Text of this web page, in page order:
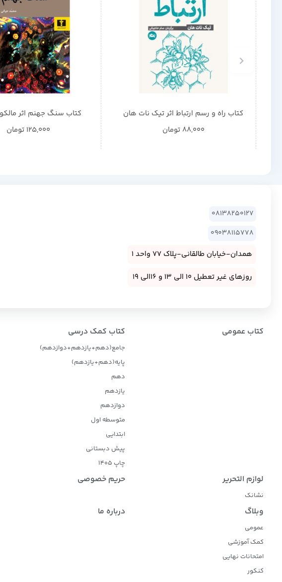
کتاب راه و رسم ارتباط اثر تیک نات هان
88,000 تومان
کتاب سنگ جهنم اثر
125,000 تومان
08138250127
09038115778
همدان-خیابان طالقانی-پلاک 77 واحد 1
روزهای غیر تعطیل 10 الی 13 و 16الی 19
کتاب عمومی کتاب کمک درسی
جامع(دهم+یازدهم+دوازدهم)
پایه(دهم+یازدهم)
دهم
یازدهم
دوازدهم
متوسطه اول
ابتدایی
پیش دبستانی
چاپ 1405
لوازم التحریر
نشانک
حریم خصوصی
وبلاگ
عمومی
کمک آموزشی
امتحانات نهایی
کنکور
درباره ما